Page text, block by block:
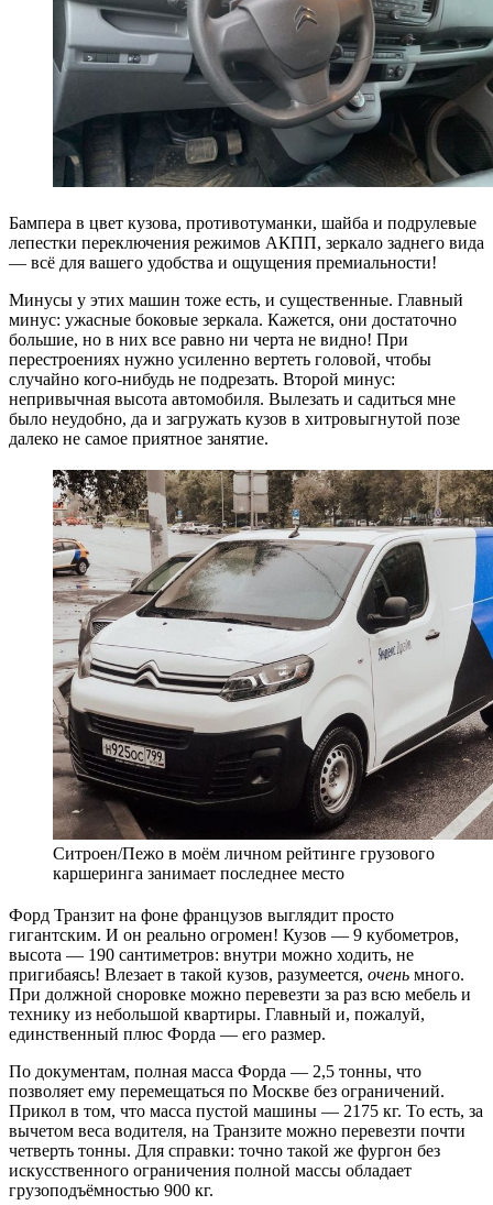
Бампера в цвет кузова, противотуманки, шайба и подрулевые
лепестки переключения режимов АКПП, зеркало заднего вида
— всё для вашего удобства и ощущения премиальности!
Минусы у этих машин тоже есть, и существенные. Главный
минус: ужасные боковые зеркала. Кажется, они достаточно
большие, но в них все равно ни черта не видно! При
перестроениях нужно усиленно вертеть головой, чтобы
случайно кого-нибудь не подрезать. Второй минус:
непривычная высота автомобиля. Вылезать и садиться мне
было неудобно, да и загружать кузов в хитровыгнутой позе
далеко не самое приятное занятие.
Ситроен/Пежо в моём личном рейтинге грузового
каршеринга занимает последнее место
Форд Транзит на фоне французов выглядит просто
гигантским. И он реально огромен! Кузов — 9 кубометров,
высота — 190 сантиметров: внутри можно ходить, не
пригибаясь! Влезает в такой кузов, разумеется, очень много.
При должной сноровке можно перевезти за раз всю мебель и
технику из небольшой квартиры. Главный и, пожалуй,
единственный плюс Форда — его размер.
По документам, полная масса Форда — 2,5 тонны, что
позволяет ему перемещаться по Москве без ограничений.
Прикол в том, что масса пустой машины — 2175 кг. То есть, за
вычетом веса водителя, на Транзите можно перевезти почти
четверть тонны. Для справки: точно такой же фургон без
искусственного ограничения полной массы обладает
грузоподъёмностью 900 кг.